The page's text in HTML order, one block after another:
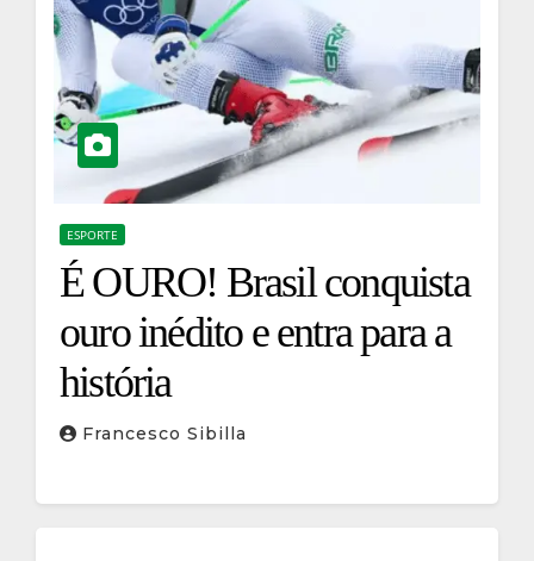
ESPORTE
É OURO! Brasil conquista
ouro inédito e entra para a
história
Francesco Sibilla